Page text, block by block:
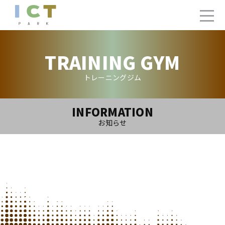
TRAINING GYM
トレーニングジム
INFORMATION
お知らせ
トレーニングジム3月ご利用カレンダー